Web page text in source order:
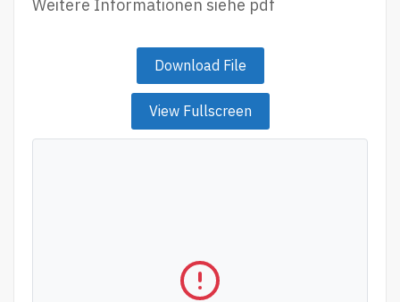
Weitere Informationen siehe pdf
Download File
View Fullscreen